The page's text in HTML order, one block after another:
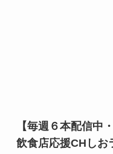
【毎週６本配信中
飲食店応援CHしお